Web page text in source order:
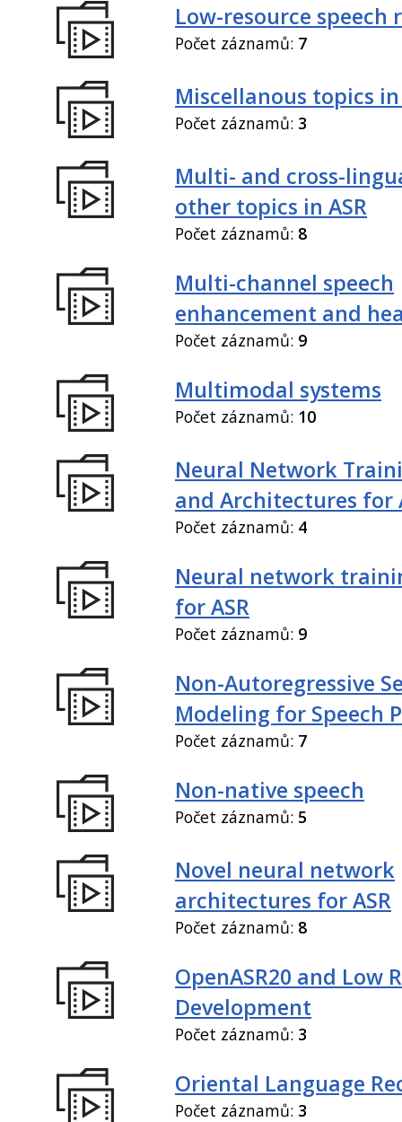
Low-resource speech
Počet záznamů: 7
Miscellanous topics in
Počet záznamů: 3
Multi- and cross-
other topics in ASR
Počet záznamů: 8
Multi-channel speech
enhancement and
Počet záznamů: 9
Multimodal systems
Počet záznamů: 10
Neural Network
and Architectures for
Počet záznamů: 4
Neural network
for ASR
Počet záznamů: 9
Non-Autoregressive
Modeling for Speech
Počet záznamů: 7
Non-native speech
Počet záznamů: 5
Novel neural network
architectures for ASR
Počet záznamů: 8
OpenASR20 and Low
Development
Počet záznamů: 3
Oriental Language
Počet záznamů: 3